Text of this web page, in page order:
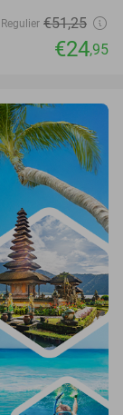
Regulier €51,25
€24,95